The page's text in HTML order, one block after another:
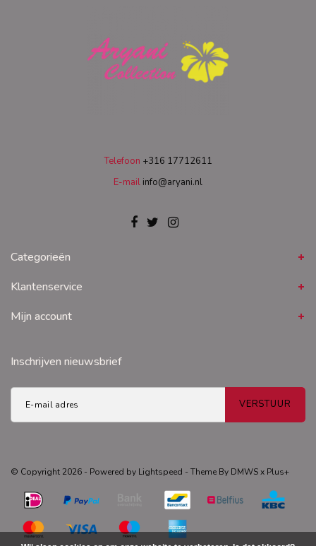
Telefoon +316 17712611
E-mail info@aryani.nl
Categorieën
Klantenservice
Mijn account
Inschrijven nieuwsbrief
VERSTUUR
© Copyright 2026 - Powered by Lightspeed - Theme By DMWSx Plus+